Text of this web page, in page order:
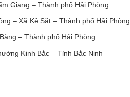
Giang – Thành phố Hải Phòng
– Xã Kẻ Sặt – Thành phố Hải Phòng
– Thành phố Hải Phòng
Kinh Bắc – Tỉnh Bắc Ninh